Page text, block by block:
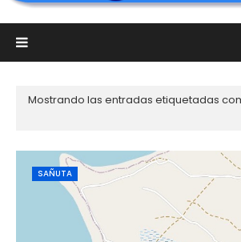
Mostrando las entradas etiquetadas
SAÑUTA